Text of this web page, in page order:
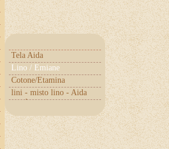
Tela Aida
Lino / Emiane
Cotone/Etamina
lini - misto lino - Aida
con lurex